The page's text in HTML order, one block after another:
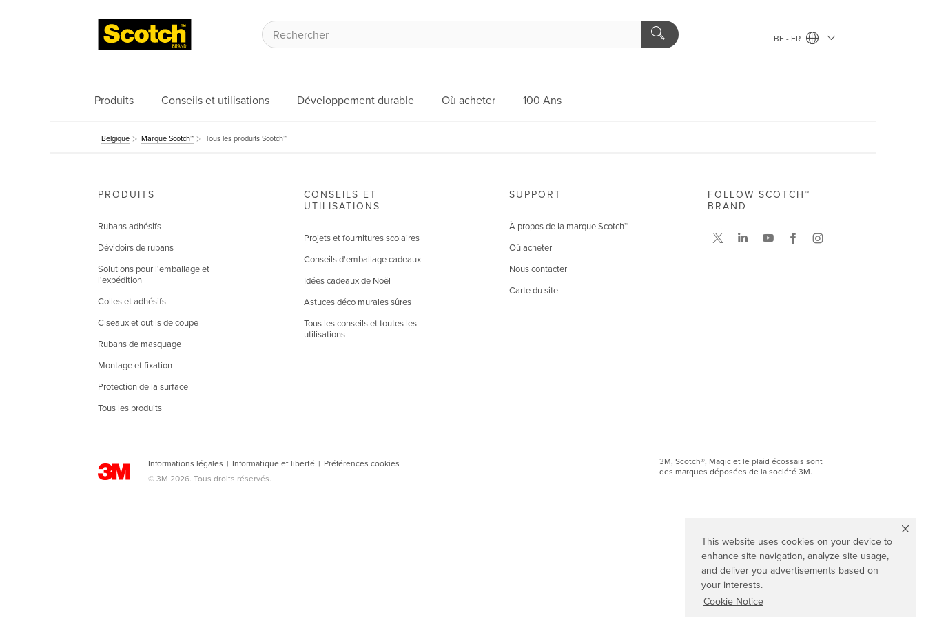
This website uses cookies on your device to
enhance site navigation, analyze site usage,
and deliver you advertisements based on
your interests.
Cookie Notice
BE - FR
Produits Conseils et utilisations Développement durable Où acheter 100 Ans
Belgique Marque Scotch™ Tous les produits Scotch™
PRODUITS
Rubans adhésifs
Dévidoirs de rubans
Solutions pour l'emballage et
l'expédition
Colles et adhésifs
Ciseaux et outils de coupe
Rubans de masquage
Montage et fixation
Protection de la surface
Tous les produits
CONSEILS ET
UTILISATIONS
Projets et fournitures scolaires
Conseils d'emballage cadeaux
Idées cadeaux de Noël
Astuces déco murales sûres
Tous les conseils et toutes les
utilisations
SUPPORT
À propos de la marque Scotch™
Où acheter
Nous contacter
Carte du site
Informations légales | Informatique et liberté | Préférences cookies
© 3M 2026. Tous droits réservés.
FOLLOW SCOTCH™
BRAND
3M, Scotch®, Magic et le plaid écossais sont
des marques déposées de la société 3M.